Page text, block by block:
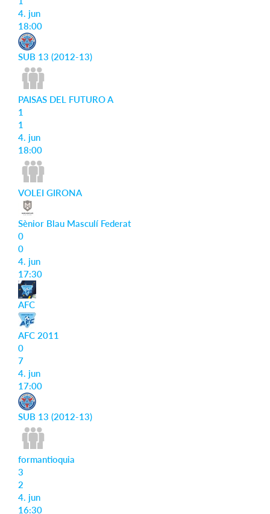
4. jun
18:00
SUB 13 (2012-13)
PAISAS DEL FUTURO A
1
1
4. jun
18:00
VOLEI GIRONA
Sènior Blau Masculí Federat
0
0
4. jun
17:30
AFC
AFC 2011
0
7
4. jun
17:00
SUB 13 (2012-13)
formantioquia
3
2
4. jun
16:30